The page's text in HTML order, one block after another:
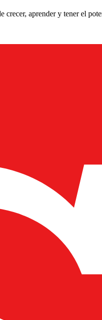
crecer, aprender y tener el